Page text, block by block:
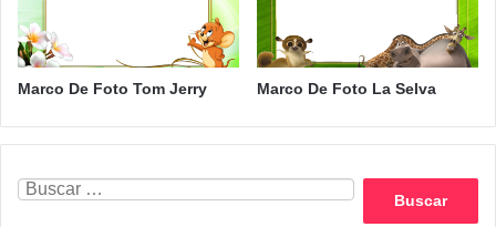
Marco De Foto Tom Jerry Marco De Foto La Selva